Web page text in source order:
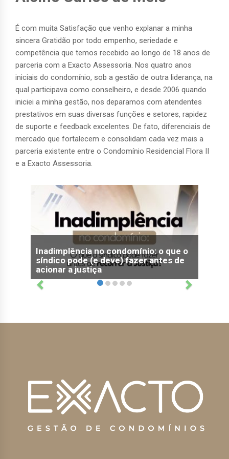
É com muita Satisfação que venho explanar a minha
sincera Gratidão por todo empenho, seriedade e
competência que temos recebido ao longo de 18 anos de
parceria com a Exacto Assessoria. Nos quatro anos
iniciais do condomínio, sob a gestão de outra liderança, na
qual participava como conselheiro, e desde 2006 quando
iniciei a minha gestão, nos deparamos com atendentes
prestativos em suas diversas funções e setores, rapidez
de suporte e feedback excelentes. De fato, diferenciais de
mercado que fortalecem e consolidam cada vez mais a
parceria existente entre o Condomínio Residencial Flora II
e a Exacto Assessoria.
Inadimplência no condomínio: o que o
síndico pode (e deve) fazer antes de
acionar a justiça